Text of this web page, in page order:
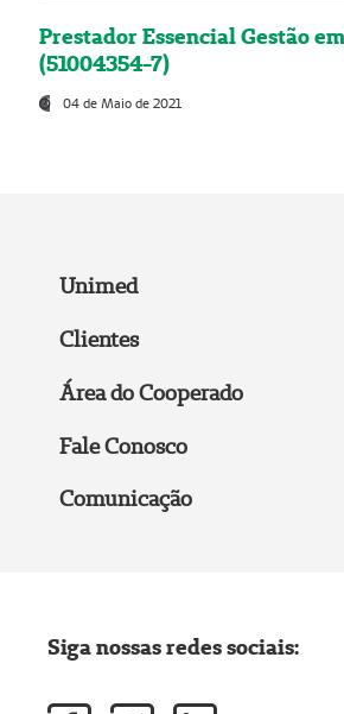
Prestador Essencial Gestão
(51004354-7)
04 de Maio de 2021
Unimed
Clientes
Área do Cooperado
Fale Conosco
Comunicação
Siga nossas redes sociais: